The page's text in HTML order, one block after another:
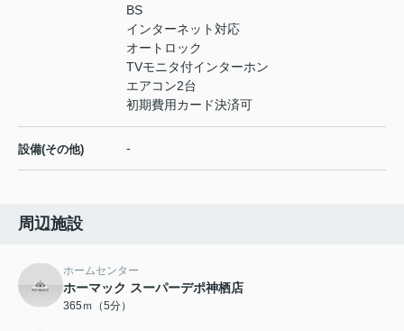
BS
インターネット対応
オートロック
TVモニタ付インターホン
エアコン2台
初期費用カード決済可
設備(その他) -
周辺施設
ホームセンター
ホーマック スーパーデポ神栖店
365ｍ（5分）